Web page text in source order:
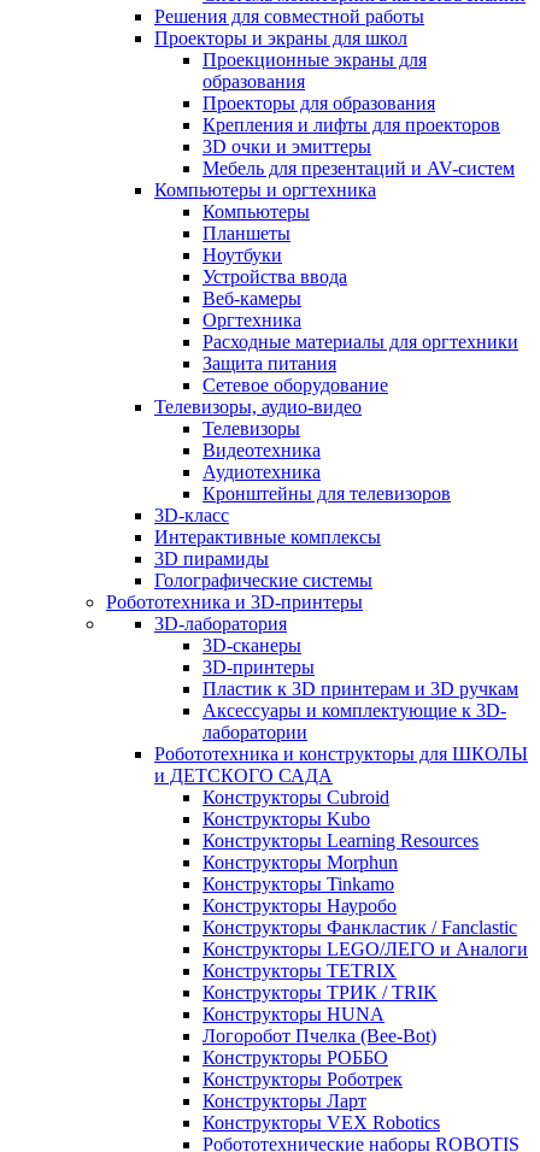
Решения для совместной работы
Проекторы и экраны для школ
Проекционные экраны для
образования
Проекторы для образования
Крепления и лифты для проекторов
3D очки и эмиттеры
Мебель для презентаций и AV-систем
Компьютеры и оргтехника
Компьютеры
Планшеты
Ноутбуки
Устройства ввода
Веб-камеры
Оргтехника
Расходные материалы для оргтехники
Защита питания
Сетевое оборудование
Телевизоры, аудио-видео
Телевизоры
Видеотехника
Аудиотехника
Кронштейны для телевизоров
3D-класс
Интерактивные комплексы
3D пирамиды
Голографические системы
Робототехника и 3D-принтеры
3D-лаборатория
3D-сканеры
3D-принтеры
Пластик к 3D принтерам и 3D ручкам
Аксессуары и комплектующие к 3D-
лаборатории
Робототехника и конструкторы для ШКОЛЫ
и ДЕТСКОГО САДА
Конструкторы Cubroid
Конструкторы Kubo
Конструкторы Learning Resources
Конструкторы Morphun
Конструкторы Tinkamo
Конструкторы Науробо
Конструкторы Фанкластик / Fanclastic
Конструкторы LEGO/ЛЕГО и Аналоги
Конструкторы TETRIX
Конструкторы ТРИК / TRIK
Конструкторы HUNA
Логоробот Пчелка (Bee-Bot)
Конструкторы РОББО
Конструкторы Роботрек
Конструкторы Ларт
Конструкторы VEX Robotics
Робототехнические наборы ROBOTIS